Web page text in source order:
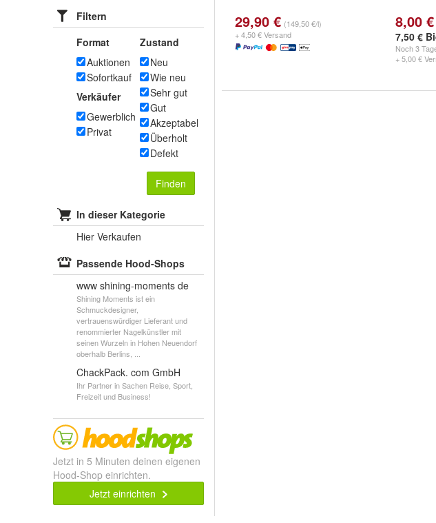
Filtern
Format
Auktionen
Sofortkauf
Verkäufer
Gewerblich
Privat
Zustand
Neu
Wie neu
Sehr gut
Gut
Akzeptabel
Überholt
Defekt
Finden
In dieser Kategorie
Hier Verkaufen
Passende Hood-Shops
www shining-moments de
Shining Moments ist ein
Schmuckdesigner,
vertrauenswürdiger Lieferant und
renommierter Nagelkünstler mit
seinen Wurzeln in Hohen Neuendorf
oberhalb Berlins, ...
ChackPack. com GmbH
Ihr Partner in Sachen Reise, Sport,
Freizeit und Business!
Jetzt in 5 Minuten deinen eigenen
Hood-Shop einrichten.
Jetzt einrichten
29,90 € (149,50 €/l)
+ 4,50 € Versand
8,00 €
7,50 €
Noch3
+ 5,00 €